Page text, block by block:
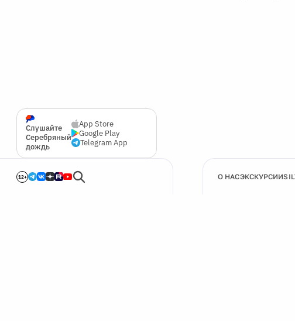
Слушайте
Серебряный
дождь
App Store
Google Play
Telegram App
12+ О НАСЭКСКУРСИИ